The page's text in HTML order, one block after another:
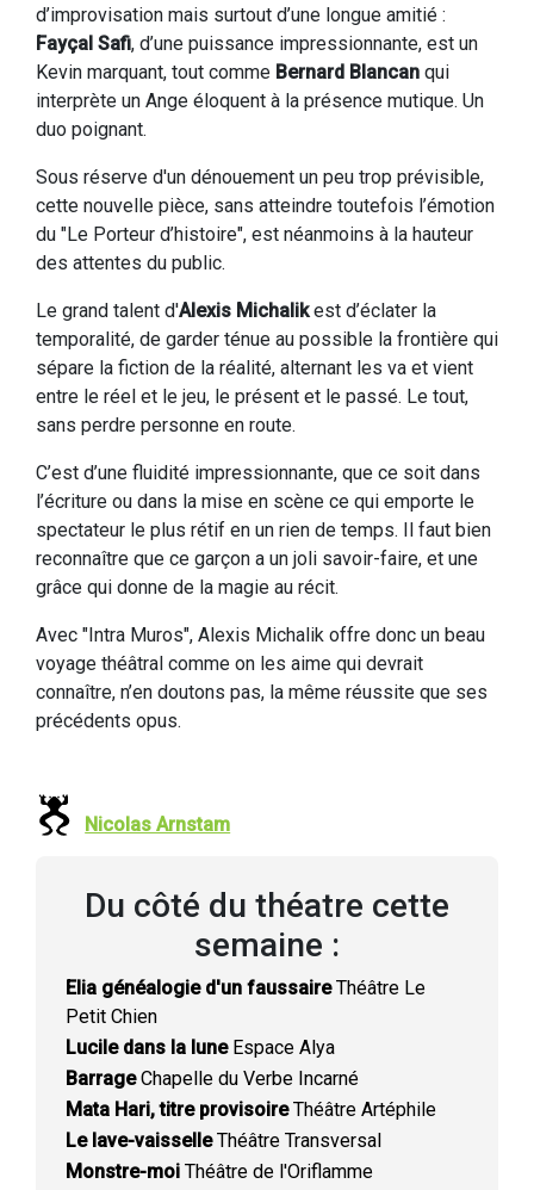
d’improvisation mais surtout d’une longue amitié :
Fayçal Safi, d’une puissance impressionnante, est un
Kevin marquant, tout comme Bernard Blancan qui
interprète un Ange éloquent à la présence mutique. Un
duo poignant.
Sous réserve d'un dénouement un peu trop prévisible,
cette nouvelle pièce, sans atteindre toutefois l’émotion
du "Le Porteur d’histoire", est néanmoins à la hauteur
des attentes du public.
Le grand talent d'Alexis Michalikest d’éclater la
temporalité, de garder ténue au possible la frontière qui
sépare la fiction de la réalité, alternant les va et vient
entre le réel et le jeu, le présent et le passé. Le tout,
sans perdre personne en route.
C’est d’une fluidité impressionnante, que ce soit dans
l’écriture ou dans la mise en scène ce qui emporte le
spectateur le plus rétif en un rien de temps. Il faut bien
reconnaître que ce garçon a un joli savoir-faire, et une
grâce qui donne de la magie au récit.
Avec "Intra Muros", Alexis Michalik offre donc un beau
voyage théâtral comme on les aime qui devrait
connaître, n’en doutons pas, la même réussite que ses
précédents opus.
Nicolas Arnstam
Du côté du théatre cette
semaine :
Elia généalogie d'un faussaireThéâtre Le
Petit Chien
Lucile dans la luneEspace Alya
BarrageChapelle du Verbe Incarné
Mata Hari, titre provisoireThéâtre Artéphile
Le lave-vaisselleThéâtre Transversal
Monstre-moi Théâtre de l'Oriflamme